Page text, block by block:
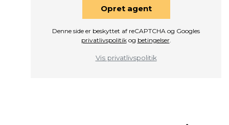
Opret agent
Denne side er beskyttet af reCAPTCHA og Googles
privatlivspolitikog betingelser.
Vis privatlivspolitik